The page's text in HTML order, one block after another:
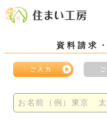
資料請求
ご入力
お名前（例）東京 太